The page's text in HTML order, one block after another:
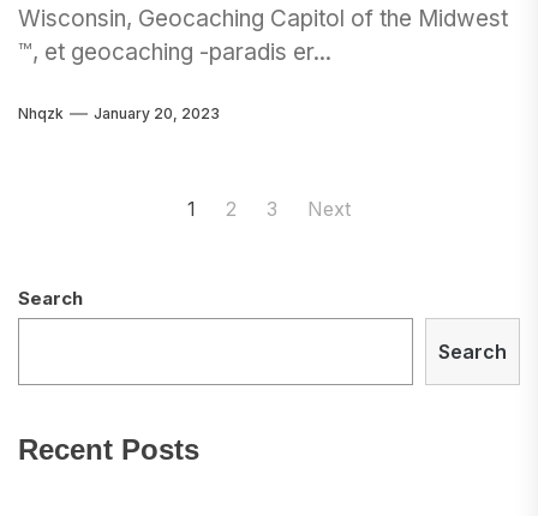
Wisconsin, Geocaching Capitol of the Midwest
™, et geocaching -paradis er...
Nhqzk January 20, 2023
1 2 3 Next
Search
Search
Recent Posts